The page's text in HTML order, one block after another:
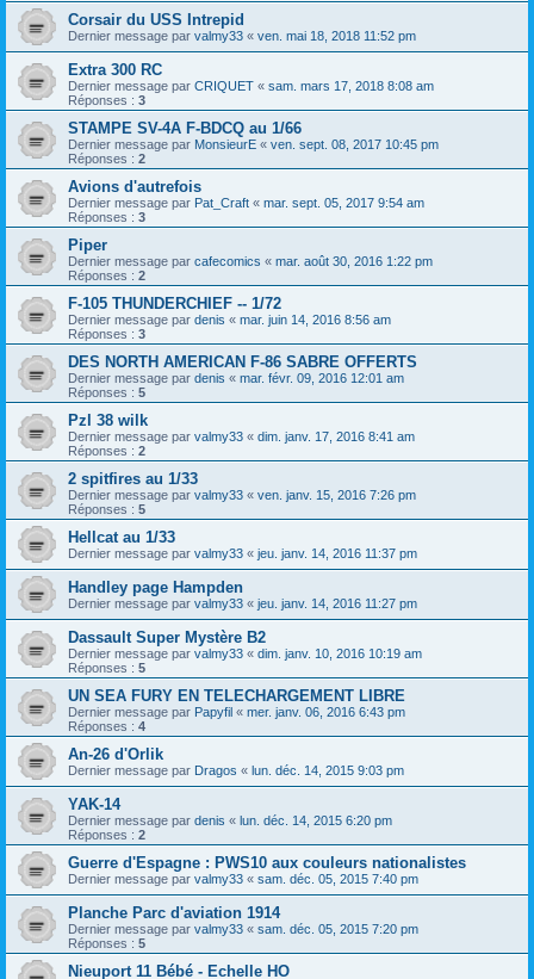
Corsair du USS Intrepid
Dernier message par valmy33 « ven. mai 18, 2018 11:52 pm
Extra 300 RC
Dernier message par CRIQUET « sam. mars 17, 2018 8:08 am
Réponses : 3
STAMPE SV-4A F-BDCQ au 1/66
Dernier message par MonsieurE « ven. sept. 08, 2017 10:45 pm
Réponses : 2
Avions d'autrefois
Dernier message par Pat_Craft « mar. sept. 05, 2017 9:54 am
Réponses : 3
Piper
Dernier message par cafecomics « mar. août 30, 2016 1:22 pm
Réponses : 2
F-105 THUNDERCHIEF -- 1/72
Dernier message par denis « mar. juin 14, 2016 8:56 am
Réponses : 3
DES NORTH AMERICAN F-86 SABRE OFFERTS
Dernier message par denis « mar. févr. 09, 2016 12:01 am
Réponses : 5
Pzl 38 wilk
Dernier message par valmy33 « dim. janv. 17, 2016 8:41 am
Réponses : 2
2 spitfires au 1/33
Dernier message par valmy33 « ven. janv. 15, 2016 7:26 pm
Réponses : 5
Hellcat au 1/33
Dernier message par valmy33 « jeu. janv. 14, 2016 11:37 pm
Handley page Hampden
Dernier message par valmy33 « jeu. janv. 14, 2016 11:27 pm
Dassault Super Mystère B2
Dernier message par valmy33 « dim. janv. 10, 2016 10:19 am
Réponses : 5
UN SEA FURY EN TELECHARGEMENT LIBRE
Dernier message par Papyfil « mer. janv. 06, 2016 6:43 pm
Réponses : 4
An-26 d'Orlik
Dernier message par Dragos « lun. déc. 14, 2015 9:03 pm
YAK-14
Dernier message par denis « lun. déc. 14, 2015 6:20 pm
Réponses : 2
Guerre d'Espagne : PWS10 aux couleurs nationalistes
Dernier message par valmy33 « sam. déc. 05, 2015 7:40 pm
Planche Parc d'aviation 1914
Dernier message par valmy33 « sam. déc. 05, 2015 7:20 pm
Réponses : 5
Nieuport 11 Bébé - Echelle HO